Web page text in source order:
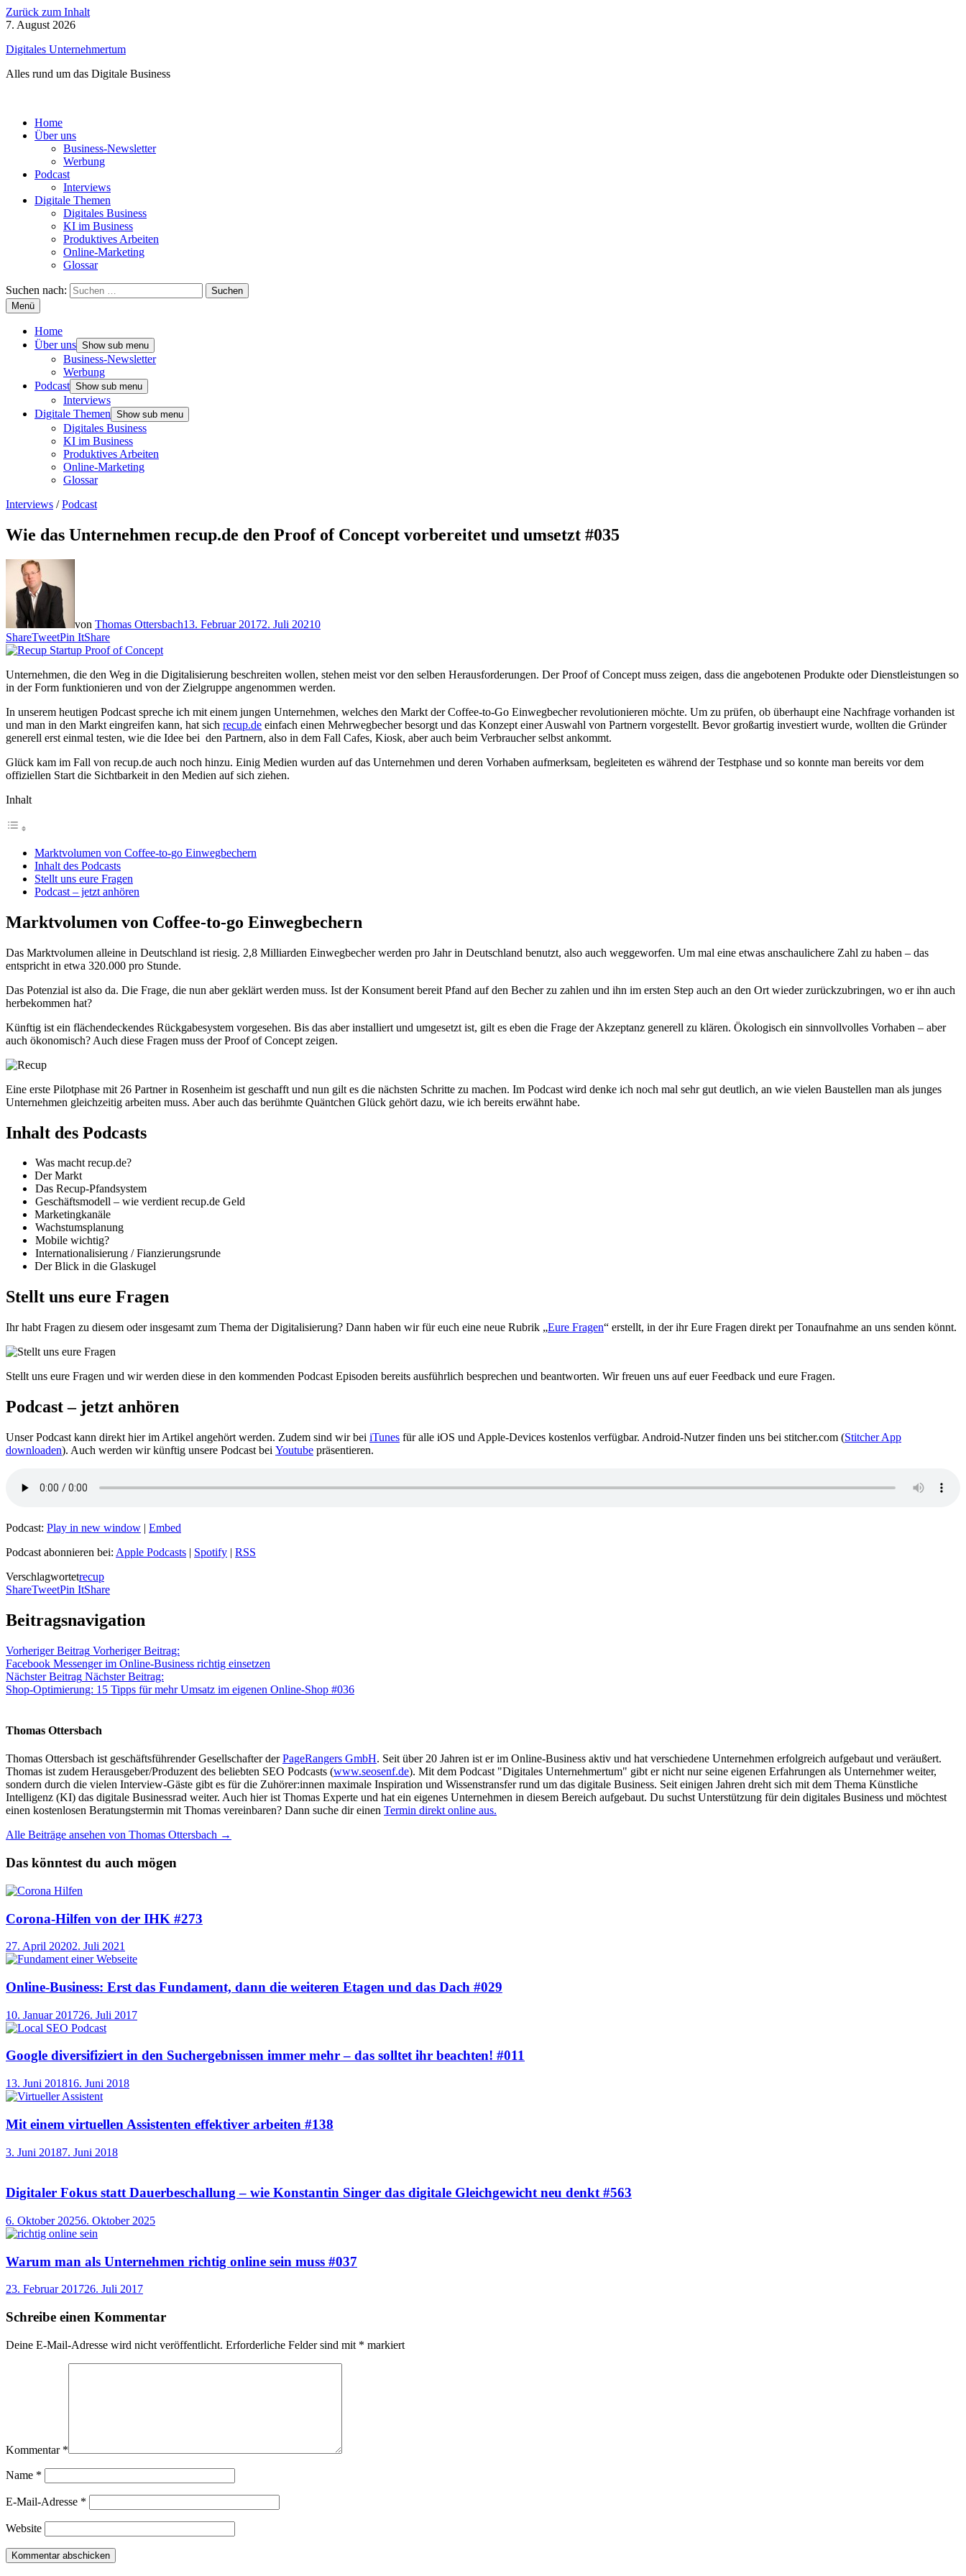
Zurück zum Inhalt
7. August 2026
Digitales Unternehmertum
Alles rund um das Digitale Business
Home
Über uns
Business-Newsletter
Werbung
Podcast
Interviews
Digitale Themen
Digitales Business
KI im Business
Produktives Arbeiten
Online-Marketing
Glossar
Suchen nach:
Menü
Home
Über uns Show sub menu
Business-Newsletter
Werbung
Podcast Show sub menu
Interviews
Digitale Themen Show sub menu
Digitales Business
KI im Business
Produktives Arbeiten
Online-Marketing
Glossar
Interviews /Podcast
Wie das Unternehmen recup.de den Proof of Concept vorbereitet und umsetzt #035
von Thomas Ottersbach13. Februar 20172. Juli 20210
ShareTweetPin ItShare
Unternehmen, die den Weg in die Digitalisierung beschreiten wollen, stehen meist vor den selben Herausforderungen. Der Proof of Concept muss zeigen, dass die angebotenen Produkte oder Dienstleistungen so
in der Form funktionieren und von der Zielgruppe angenommen werden.
In unserem heutigen Podcast spreche ich mit einem jungen Unternehmen, welches den Markt der Coffee-to-Go Einwegbecher revolutionieren möchte. Um zu prüfen, ob überhaupt eine Nachfrage vorhanden ist
und man in den Markt eingreifen kann, hat sich recup.de einfach einen Mehrwegbecher besorgt und das Konzept einer Auswahl von Partnern vorgestellt. Bevor großartig investiert wurde, wollten die Gründer
generell erst einmal testen, wie die Idee bei den Partnern, also in dem Fall Cafes, Kiosk, aber auch beim Verbraucher selbst ankommt.
Glück kam im Fall von recup.de auch noch hinzu. Einig Medien wurden auf das Unternehmen und deren Vorhaben aufmerksam, begleiteten es während der Testphase und so konnte man bereits vor dem
offiziellen Start die Sichtbarkeit in den Medien auf sich ziehen.
Inhalt
Marktvolumen von Coffee-to-go Einwegbechern
Inhalt des Podcasts
Stellt uns eure Fragen
Podcast – jetzt anhören
Marktvolumen von Coffee-to-go Einwegbechern
Das Marktvolumen alleine in Deutschland ist riesig. 2,8 Milliarden Einwegbecher werden pro Jahr in Deutschland benutzt, also auch weggeworfen. Um mal eine etwas anschaulichere Zahl zu haben – das
entspricht in etwa 320.000 pro Stunde.
Das Potenzial ist also da. Die Frage, die nun aber geklärt werden muss. Ist der Konsument bereit Pfand auf den Becher zu zahlen und ihn im ersten Step auch an den Ort wieder zurückzubringen, wo er ihn auch
herbekommen hat?
Künftig ist ein flächendeckendes Rückgabesystem vorgesehen. Bis das aber installiert und umgesetzt ist, gilt es eben die Frage der Akzeptanz generell zu klären. Ökologisch ein sinnvollvolles Vorhaben – aber
auch ökonomisch? Auch diese Fragen muss der Proof of Concept zeigen.
Eine erste Pilotphase mit 26 Partner in Rosenheim ist geschafft und nun gilt es die nächsten Schritte zu machen. Im Podcast wird denke ich noch mal sehr gut deutlich, an wie vielen Baustellen man als junges
Unternehmen gleichzeitig arbeiten muss. Aber auch das berühmte Quäntchen Glück gehört dazu, wie ich bereits erwähnt habe.
Inhalt des Podcasts
Was macht recup.de?
Der Markt
Das Recup-Pfandsystem
Geschäftsmodell – wie verdient recup.de Geld
Marketingkanäle
Wachstumsplanung
Mobile wichtig?
Internationalisierung / Fianzierungsrunde
Der Blick in die Glaskugel
Stellt uns eure Fragen
Ihr habt Fragen zu diesem oder insgesamt zum Thema der Digitalisierung? Dann haben wir für euch eine neue Rubrik „Eure Fragen“ erstellt, in der ihr Eure Fragen direkt per Tonaufnahme an uns senden könnt.
Stellt uns eure Fragen und wir werden diese in den kommenden Podcast Episoden bereits ausführlich besprechen und beantworten. Wir freuen uns auf euer Feedback und eure Fragen.
Podcast– jetzt anhören
Unser Podcast kann direkt hier im Artikel angehört werden. Zudem sind wir bei iTunes für alle iOS und Apple-Devices kostenlos verfügbar. Android-Nutzer finden uns bei stitcher.com (Stitcher App
downloaden). Auch werden wir künftig unsere Podcast bei Youtube präsentieren.
Podcast: Play in new window | Embed
Podcast abonnieren bei: Apple Podcasts | Spotify | RSS
Verschlagwortetrecup
ShareTweetPin ItShare
Beitragsnavigation
Vorheriger Beitrag Vorheriger Beitrag:
Facebook Messenger im Online-Business richtig einsetzen
Nächster Beitrag Nächster Beitrag:
Shop-Optimierung: 15 Tipps für mehr Umsatz im eigenen Online-Shop #036
Thomas Ottersbach
Thomas Ottersbach ist geschäftsführender Gesellschafter derPageRangers GmbH. Seit über 20 Jahren ist er im Online-Business aktiv und hat verschiedene Unternehmen erfolgreich aufgebaut und veräußert.
Thomas ist zudem Herausgeber/Produzent des beliebten SEO Podcasts (www.seosenf.de). Mit dem Podcast "Digitales Unternehmertum" gibt er nicht nur seine eigenen Erfahrungen als Unternehmer weiter,
sondern durch die vielen Interview-Gäste gibt es für die Zuhörer:innen maximale Inspiration und Wissenstransfer rund um das digitale Business. Seit einigen Jahren dreht sich mit dem Thema Künstliche
Intelligenz (KI) das digitale Businessrad weiter. Auch hier ist Thomas Experte und hat ein eigenes Unternehmen in diesem Bereich aufgebaut. Du suchst Unterstützung für dein digitales Business und möchtest
einen kostenlosen Beratungstermin mit Thomas vereinbaren? Dann suche dir einen Termin direkt online aus.
Alle Beiträge ansehen von Thomas Ottersbach →
Das könntest du auch mögen
Corona-Hilfen von der IHK #273
27. April 20202. Juli 2021
Online-Business: Erst das Fundament, dann die weiteren Etagen und das Dach #029
10. Januar 201726. Juli 2017
Google diversifiziert in den Suchergebnissen immer mehr – das solltet ihr beachten! #011
13. Juni 201816. Juni 2018
Mit einem virtuellen Assistenten effektiver arbeiten #138
3. Juni 20187. Juni 2018
Digitaler Fokus statt Dauerbeschallung – wie Konstantin Singer das digitale Gleichgewicht neu denkt #563
6. Oktober 20256. Oktober 2025
Warum man als Unternehmen richtig online sein muss #037
23. Februar 201726. Juli 2017
Schreibe einen Kommentar
Deine E-Mail-Adresse wird nicht veröffentlicht. Erforderliche Felder sind mit * markiert
Kommentar *
Name *
E-Mail-Adresse *
Website